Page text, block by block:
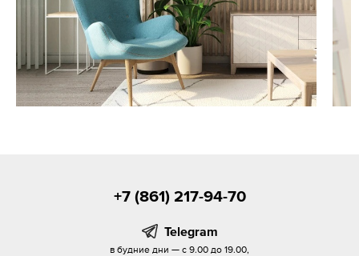
+7 (861) 217-94-70
Telegram
в будние дни — с 9.00 до 19.00,